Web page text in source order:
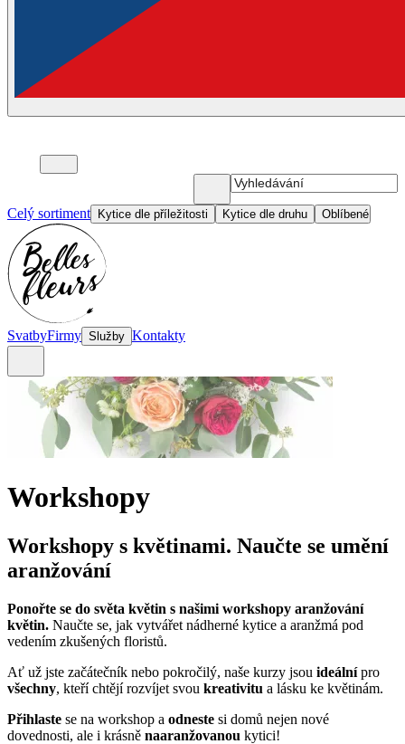
Celý sortiment Kytice dle příležitosti Kytice dle druhu Oblíbené
SvatbyFirmy Služby Kontakty
Workshopy
Workshopy s květinami. Naučte se umění
aranžování
Ponořte se do světa květin s našimi workshopy aranžování
květin. Naučte se, jak vytvářet nádherné kytice a aranžmá pod
vedením zkušených floristů.
Ať už jste začátečník nebo pokročilý, naše kurzy jsou ideálnípro
všechny, kteří chtějí rozvíjet svou kreativitu a lásku ke květinám.
Přihlaste se na workshop a odneste si domů nejen nové
dovednosti, ale i krásně naaranžovanou kytici!